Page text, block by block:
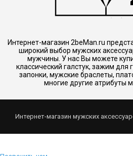
Интернет-магазин 2beMan.ru
широкий выбор мужских
мужчины. У нас Вы можете
классический галстук, зажим для
запонки, мужские браслеты,
многие другие атрибуты
Интернет-магазин мужских